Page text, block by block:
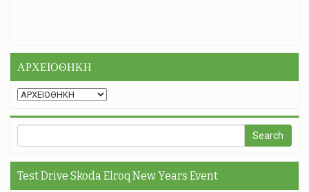
ΑΡΧΕΙΟΘΗΚΗ
Test Drive Skoda Elroq New Years Event